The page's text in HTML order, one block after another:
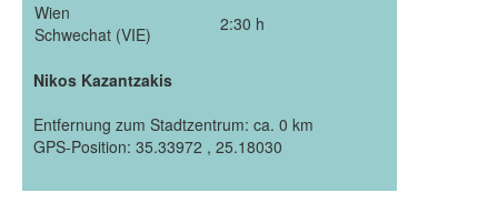
Wien
Schwechat (VIE)
2:30 h
Nikos Kazantzakis
Entfernung zum Stadtzentrum: ca. 0 km
GPS-Position: 35.33972 , 25.18030